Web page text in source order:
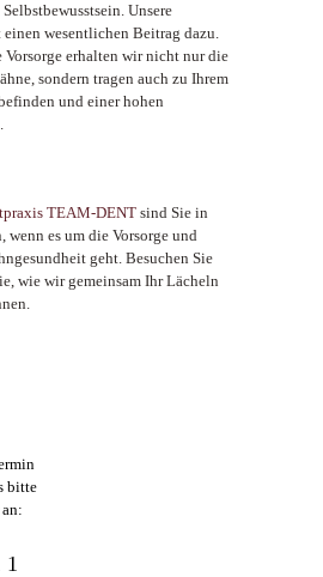
Unsere
wesentlichen Beitrag dazu.
Vorsorge erhalten wir nicht nur die
sondern tragen auch zu Ihrem
und einer hohen
TEAM-DENTsind Sie in
wenn es um die Vorsorge und
geht. Besuchen Sie
wie wir gemeinsam Ihr Lächeln
bitte
1